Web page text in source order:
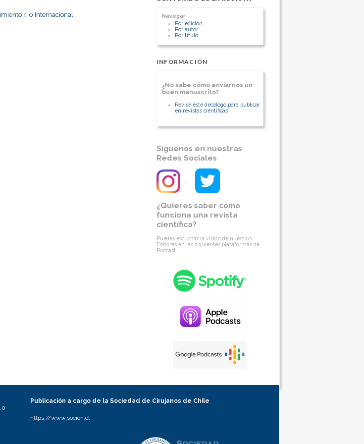
[Ver otros artículos de este autor]
Navegar
Por edición
Por autor
Por título
INFORMACIÓN
¿No sabe cómo enviarnos un
buen manuscrito?
Revise éste decálogo para publicar
en revistas científicas
Síguenos en nuestras
Redes Sociales
¿Quieres saber como
funciona una revista
científica?
Puedes escuchar la visión de nuestros
Editores en las siguientes plataformas de
Podcast
4.0 Internacional
Publicación a cargo de la Sociedad de Cirujanos de Chile
https://www.socich.cl